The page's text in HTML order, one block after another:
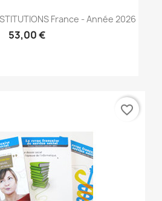
France - Année 2026
53,00 €
favorite_border